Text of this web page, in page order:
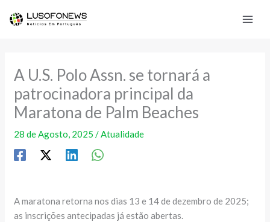
A U.S. Polo Assn. se tornará a
patrocinadora principal da
Maratona de Palm Beaches
28 de Agosto, 2025/Atualidade
A maratona retorna nos dias 13 e 14 de dezembro de 2025;
as inscrições antecipadas já estão abertas.